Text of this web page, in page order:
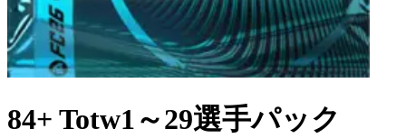
84+ Totw1～29選手パック